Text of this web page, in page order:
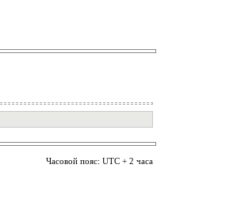
Часовой пояс: UTC + 2 часа